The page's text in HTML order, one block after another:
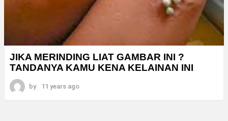
JIKA MERINDING LIAT GAMBAR INI ?
TANDANYA KAMU KENA KELAINAN INI
by 11 years ago